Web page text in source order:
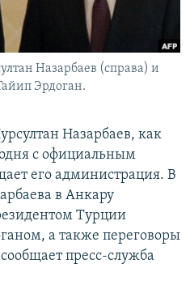
Назарбаев (справа) и
Эрдоган.
Назарбаев, как
с официальным
его администрация. В
в Анкару
Турции
а также переговоры
пресс-служба